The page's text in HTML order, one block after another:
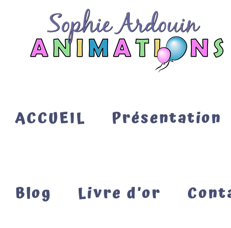
ACCUEIL Présentation
Blog Livre d’or